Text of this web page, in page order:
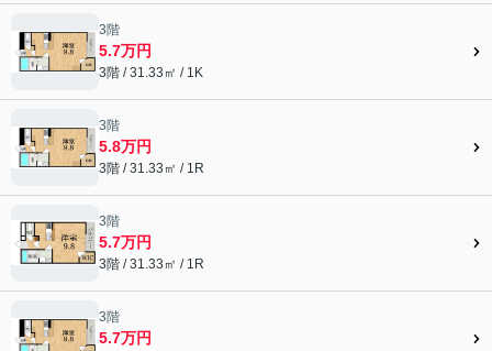
3階
5.7万円
3階 / 31.33㎡ / 1K
3階
5.8万円
3階 / 31.33㎡ / 1R
3階
5.7万円
3階 / 31.33㎡ / 1R
3階
5.7万円